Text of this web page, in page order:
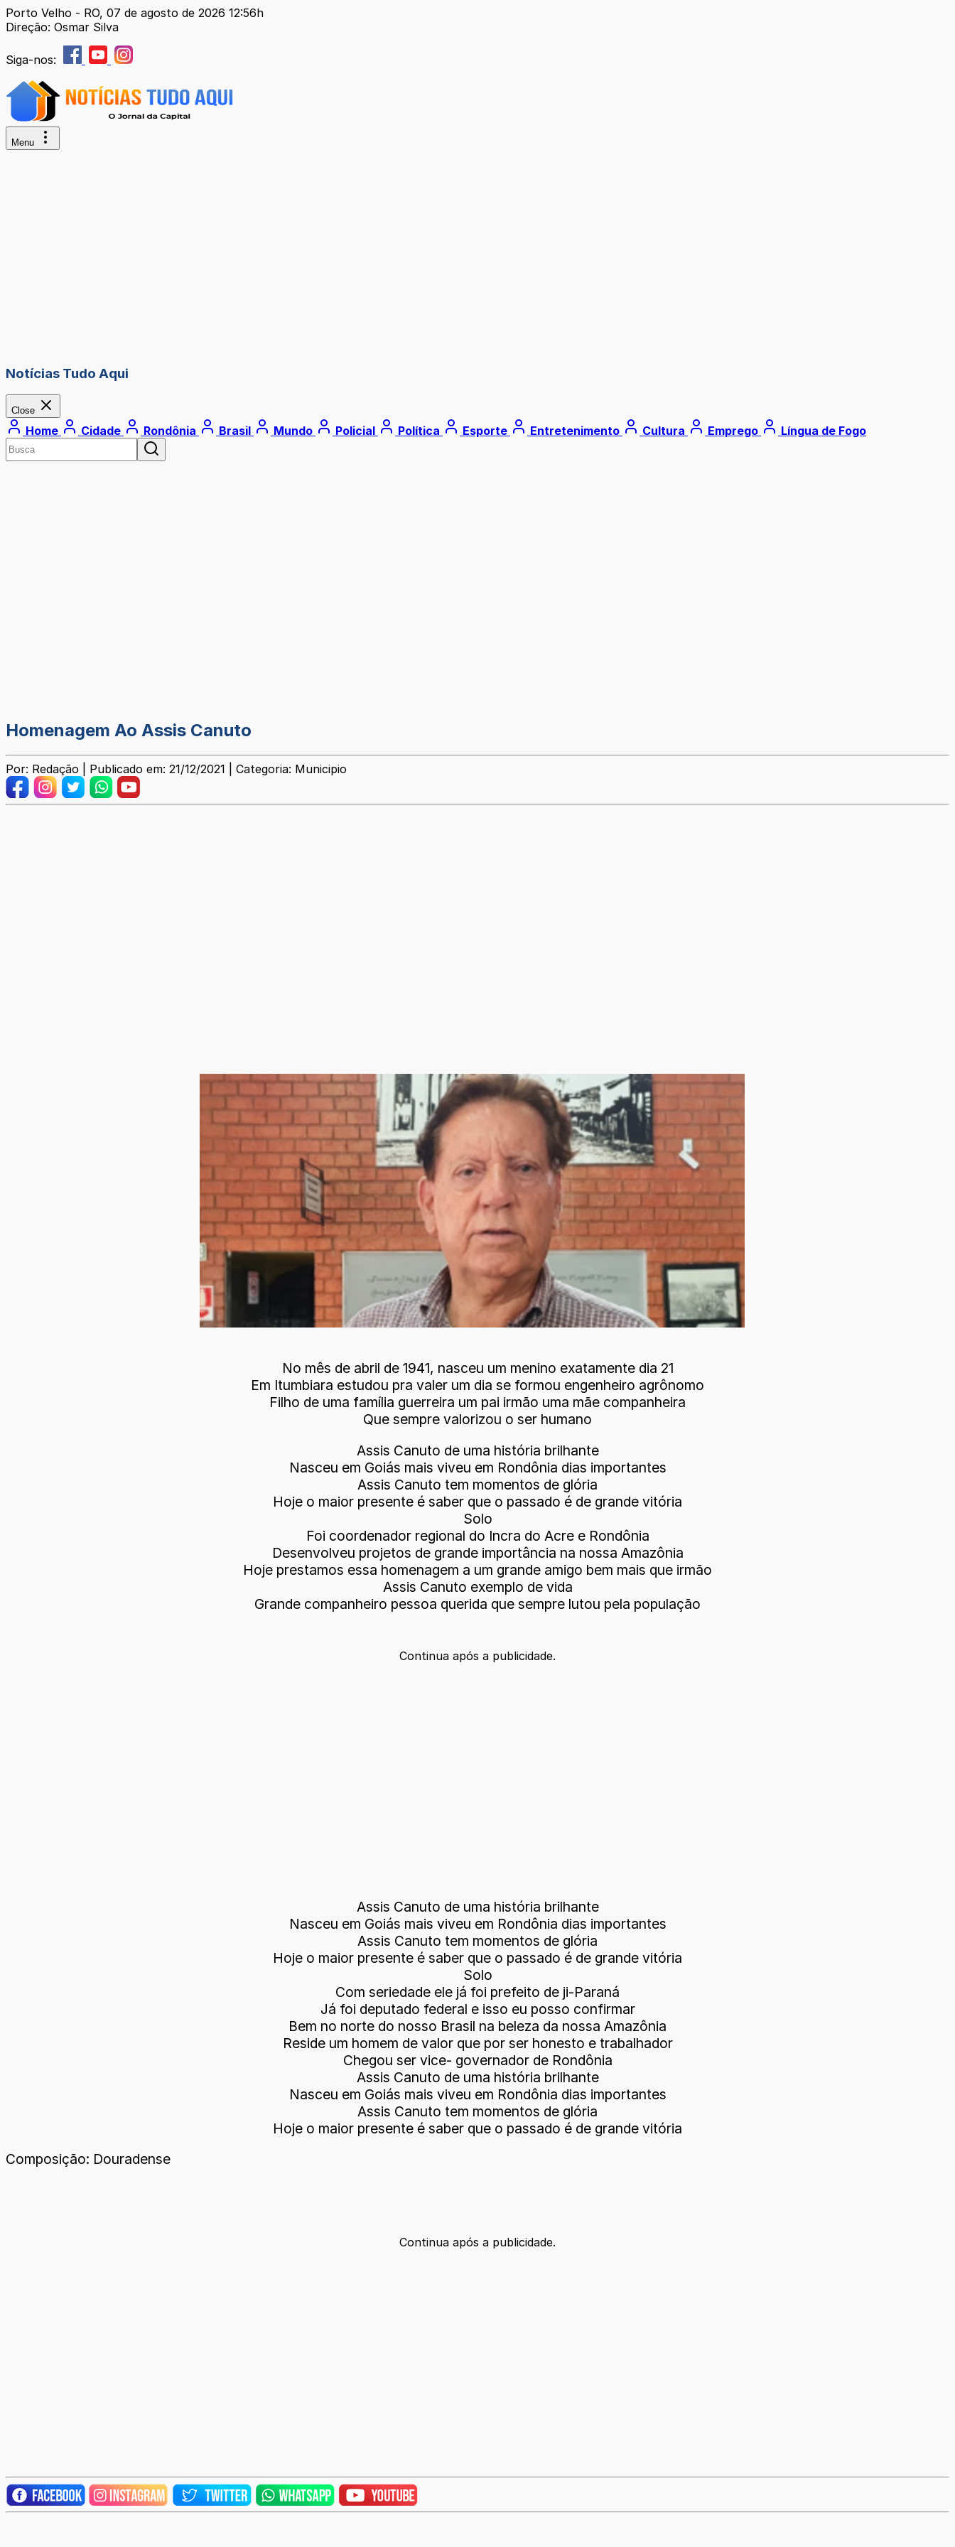
Porto Velho - RO, 07 de agosto de 2026 12:56h
Direção: Osmar Silva
Siga-nos:
Menu
Notícias Tudo Aqui
Close
Home Cidade Rondônia Brasil Mundo Policial Política Esporte Entretenimento Cultura Emprego Língua de Fogo
Homenagem Ao Assis Canuto
Por: Redação | Publicado em: 21/12/2021 | Categoria: Municipio
No mês de abril de 1941, nasceu um menino exatamente dia 21
Em Itumbiara estudou pra valer um dia se formou engenheiro agrônomo
Filho de uma família guerreira um pai irmão uma mãe companheira
Que sempre valorizou o ser humano
Assis Canuto de uma história brilhante
Nasceu em Goiás mais viveu em Rondônia dias importantes
Assis Canuto tem momentos de glória
Hoje o maior presente é saber que o passado é de grande vitória
Solo
Foi coordenador regional do Incra do Acre e Rondônia
Desenvolveu projetos de grande importância na nossa Amazônia
Hoje prestamos essa homenagem a um grande amigo bem mais que irmão
Assis Canuto exemplo de vida
Grande companheiro pessoa querida que sempre lutou pela população
Continua após a publicidade.
Assis Canuto de uma história brilhante
Nasceu em Goiás mais viveu em Rondônia dias importantes
Assis Canuto tem momentos de glória
Hoje o maior presente é saber que o passado é de grande vitória
Solo
Com seriedade ele já foi prefeito de ji-Paraná
Já foi deputado federal e isso eu posso confirmar
Bem no norte do nosso Brasil na beleza da nossa Amazônia
Reside um homem de valor que por ser honesto e trabalhador
Chegou ser vice- governador de Rondônia
Assis Canuto de uma história brilhante
Nasceu em Goiás mais viveu em Rondônia dias importantes
Assis Canuto tem momentos de glória
Hoje o maior presente é saber que o passado é de grande vitória
Composição: Douradense
Continua após a publicidade.